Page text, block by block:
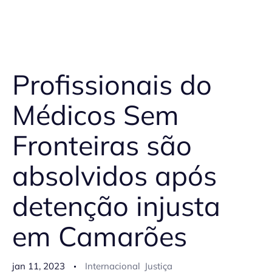
Profissionais do
Médicos Sem
Fronteiras são
absolvidos após
detenção injusta
em Camarões
jan 11, 2023 Internacional Justiça